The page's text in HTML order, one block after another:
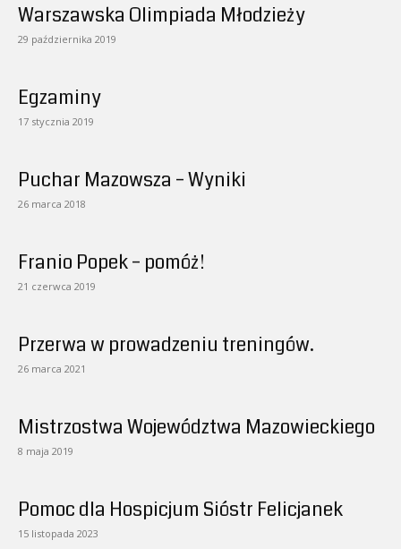
Warszawska Olimpiada Młodzieży
29 października 2019
Egzaminy
17 stycznia 2019
Puchar Mazowsza – Wyniki
26 marca 2018
Franio Popek – pomóż!
21 czerwca 2019
Przerwa w prowadzeniu treningów.
26 marca 2021
Mistrzostwa Województwa Mazowieckiego
8 maja 2019
Pomoc dla Hospicjum Sióstr Felicjanek
15 listopada 2023